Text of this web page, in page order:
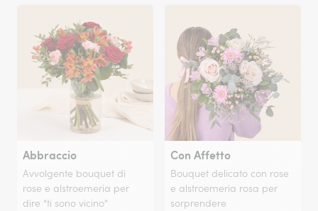
Abbraccio
Avvolgente bouquet di
rose e alstroemeria per
dire “ti sono vicino”
Con Affetto
Bouquet delicato con rose
e alstroemeria rosa per
sorprendere